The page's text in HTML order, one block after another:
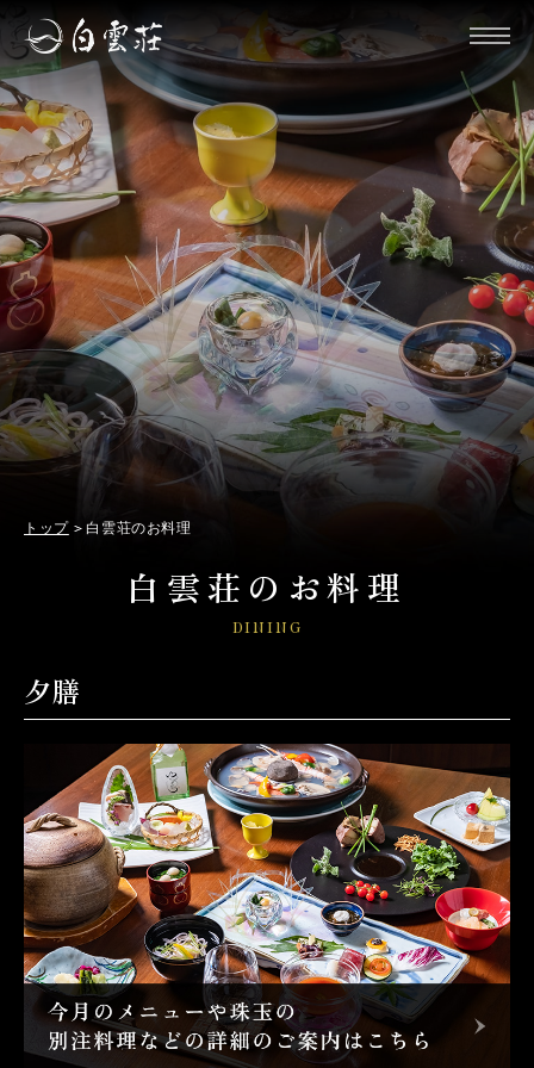
トップ 白雲荘のお料理
白雲荘のお料理
DINING
夕膳